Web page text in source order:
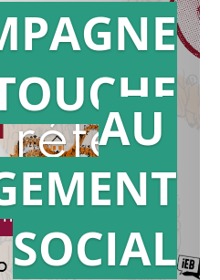
en
référé
de presse
AU
SOCIAL